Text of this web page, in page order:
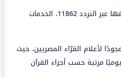
وتقدم القناة، التي يتم إطلاقها عبر التردد 11862، الخدمات
لأعلام القرّاء المصريين، حيث
مرتبة حسب أجزاء القرآن